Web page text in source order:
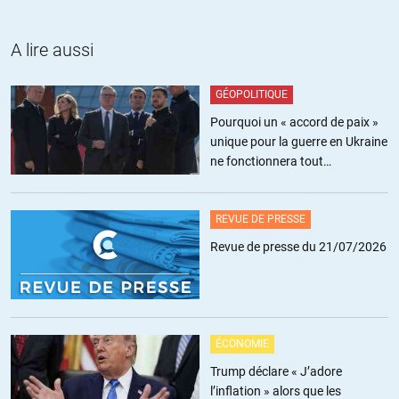
leur volonté avec les Usa, UE de « charcuter » la Syrie,
ce que les grandes puissances décident d’un « changement
de régime » par la force des « mercenaires djihadistes ». Au
fait les Saoudiens sont « nos chers » amis, avec les qataris et
autre pétromonarchies ou les atteintes droits de l’homme ne
sont pas dénoncés par les « vaillants démocrates » ou
occupés les pleureuses occidentales s’en contrefichent !
Dénonçons les mensonges éhontés de l’Occident et leurs
démocratie des cimetières :
http://www.agoravox.fr/actualites/international/article/de-
l-esprit-de-mensonge-dans-les-183528
démonter car c’est un organisme qui tends à faire encore
plus de conflits et de génocides.
+17
A lire aussi
GÉOPOLITIQUE
Pourquoi un « accord de paix »
unique pour la guerre en Ukraine
ne fonctionnera tout
REVUE DE PRESSE
Revue de presse du 21/07/2026
ÉCONOMIE
Trump déclare « J’adore
l’inflation » alors que les